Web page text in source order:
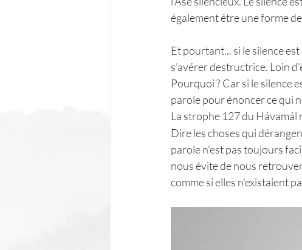
également être une forme
Et pourtant... si le silence
s’avérer destructrice. Loin
Pourquoi ? Car si le silence
parole pour énoncer ce qui
La strophe 127 du Hávamál
Dire les choses qui
parole n'est pas toujours
nous évite de nous
comme si elles n'existaient